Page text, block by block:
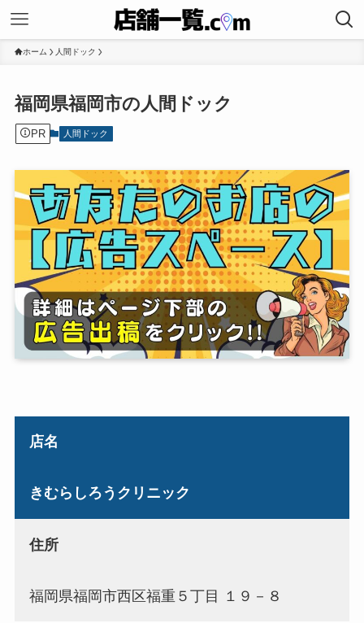
ホーム 人間ドック
福岡県福岡市の人間ドック
PR 人間ドック
店名
きむらしろうクリニック
住所
福岡県福岡市西区福重５丁目 １９－８